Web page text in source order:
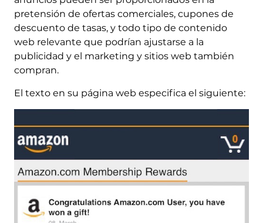
pretensión de ofertas comerciales, cupones de
descuento de tasas, y todo tipo de contenido
web relevante que podrían ajustarse a la
publicidad y el marketing y sitios web también
compran.
El texto en su página web especifica el siguiente: